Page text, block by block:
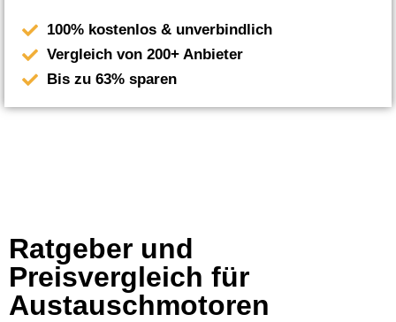
100% kostenlos & unverbindlich
Vergleich von 200+ Anbieter
Bis zu 63% sparen
Ratgeber und
Preisvergleich für
Austauschmotoren